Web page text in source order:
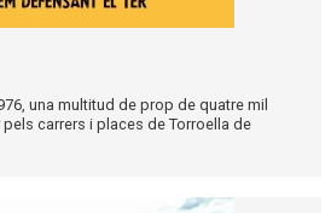
una multitud de prop de quatre mil
carrers i places de Torroella de